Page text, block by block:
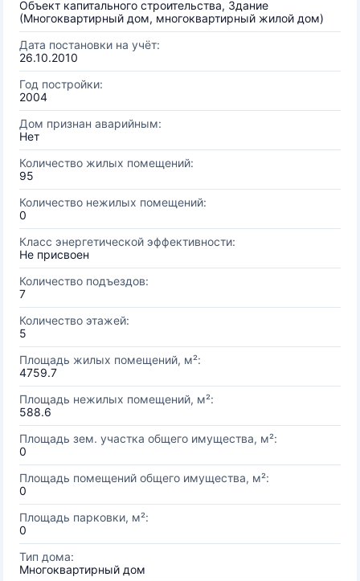
Объект капитального строительства, Здание
(Многоквартирный дом, многоквартирный жилой дом)
Дата постановки на учёт:
26.10.2010
Год постройки:
2004
Дом признан аварийным:
Нет
Количество жилых помещений:
95
Количество нежилых помещений:
0
Класс энергетической эффективности:
Не присвоен
Количество подъездов:
7
Количество этажей:
5
Площадь жилых помещений, м²:
4759.7
Площадь нежилых помещений, м²:
588.6
Площадь зем. участка общего имущества, м²:
0
Площадь помещений общего имущества, м²:
0
Площадь парковки, м²:
0
Тип дома:
Многоквартирный дом